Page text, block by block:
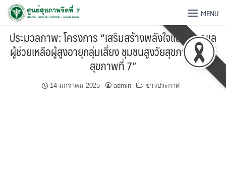
MENU
ประมวลภาพ: โครงการ “เสริมสร้างพลังใจและการดูแล
ผู้ช่วยเหลือผู้สูงอายุกลุ่มเสี่ยง ชุมชนสูงวัยสุขภาพดี เขต
สุขภาพที่ 7”
14 มกราคม 2025 admin ข่าวประกาศ